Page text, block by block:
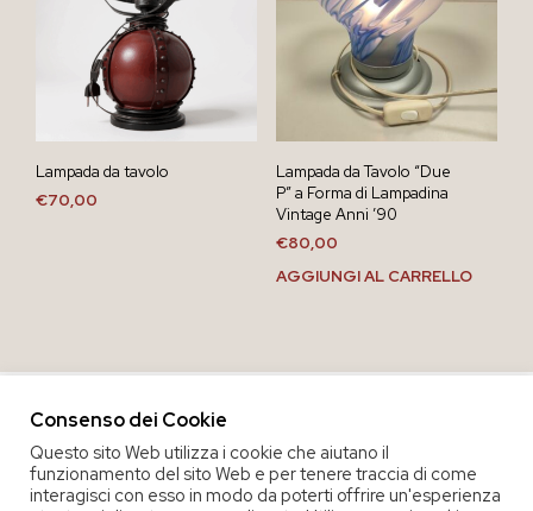
Lampada da tavolo
€70,00
Lampada da Tavolo “Due
P” a Forma di Lampadina
Vintage Anni ’90
€80,00
AGGIUNGI AL CARRELLO
Consenso dei Cookie
Questo sito Web utilizza i cookie che aiutano il
funzionamento del sito Web e per tenere traccia di come
interagisci con esso in modo da poterti offrire un'esperienza